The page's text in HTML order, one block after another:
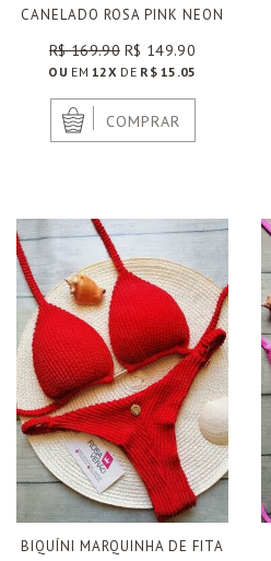
CANELADO ROSA PINK NEON
R$ 169.90 R$ 149.90
OU EM12X DE R$ 15.05
COMPRAR
BIQUÍNI MARQUINHA DE FITA